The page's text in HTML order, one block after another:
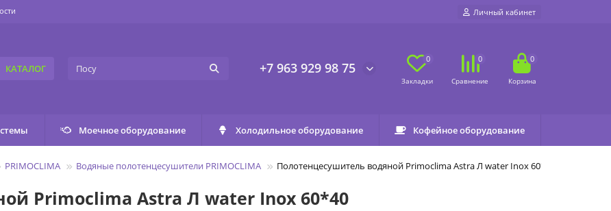
Личный кабинет
КАТАЛОГ +7 963 929 98 75
0 0 0
Моечное оборудование Холодильное оборудование Кофейное оборудование
PRIMOCLIMA Водяные полотенцесушители PRIMOCLIMA Полотенцесушитель водяной Primoclima Astra Л water Inox 60*40
Primoclima Astra Л water Inox 60*40